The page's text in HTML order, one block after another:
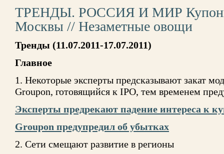
ТРЕНДЫ. РОССИЯ И МИР
Москвы // Незаметные овощи
Тренды (11.07.2011-17.07.2011)
Главное
1. Некоторые эксперты предсказывают закат
Groupon, готовящийся к IPO, тем временем
Эксперты предрекают падение интереса к
Groupon предупредил об убытках
2. Сети смещают развитие в регионы